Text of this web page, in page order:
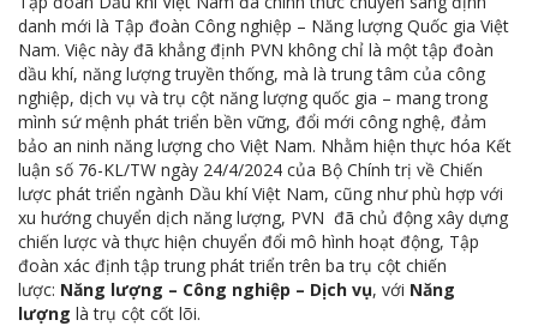
MTS: Hưởng ứng tháng "An toàn-Vệ sinh lao động"
MTS: Sự kiện nổi bật trong tháng 3
Tuổi trẻ MTS: "Tâm sáng với việc, tận tụy với nghề" góp sức xây dựng công ty phát triển bền vững
Bình đẳng giới và các chính sách pháp luật lao động, BHXH luôn được quan tâm tại MTS
MTS tham dự Hội diễn Nghệ thuật quần chúng TKV năm 2016
COMINLUB - Thành công nhỏ vì một thông điệp lớn!
Nhà máy
danh mới là Tập đoàn Công nghiệp – Năng lượng Quốc gia Việt
Nam. Việc này đã khẳng định PVN không chỉ là một tập đoàn
dầu khí, năng lượng truyền thống, mà là trung tâm của công
nghiệp, dịch vụ và trụ cột năng lượng quốc gia – mang trong
mình sứ mệnh phát triển bền vững, đổi mới công nghệ, đảm
bảo an ninh năng lượng cho Việt Nam. Nhằm hiện thực hóa Kết
luận số 76-KL/TW ngày 24/4/2024 của Bộ Chính trị về Chiến
lược phát triển ngành Dầu khí Việt Nam, cũng như phù hợp với
xu hướng chuyển dịch năng lượng, PVN đã chủ động xây dựng
chiến lược và thực hiện chuyển đổi mô hình hoạt động, Tập
đoàn xác định tập trung phát triển trên ba trụ cột chiến
lược: Năng lượng – Công nghiệp – Dịch vụ, với Năng
lượng là trụ cột cốt lõi.